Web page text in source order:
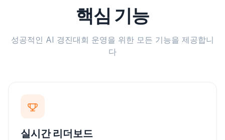
핵심 기능
성공적인 AI 경진대회 운영을 위한 모든 기능을 제공합니
다
실시간 리더보드